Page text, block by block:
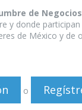
de Negocios
y donde
de México y de
o